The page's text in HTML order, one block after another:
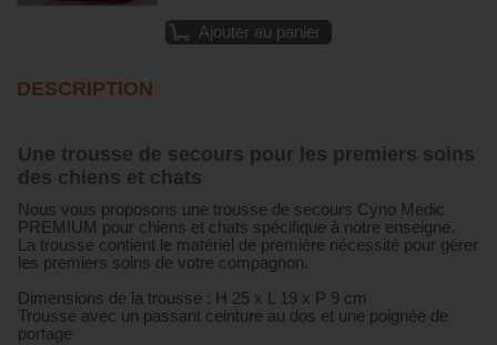
Ajouter au panier
DESCRIPTION
Une trousse de secours pour les premiers soins
des chiens et chats
Nous vous proposons une trousse de secours Cyno Medic
PREMIUM pour chiens et chats spécifique à notre enseigne.
La trousse contient le matériel de première nécessité pour gérer
les premiers soins de votre compagnon.
Dimensions de la trousse : H 25 x L 19 x P 9 cm
Trousse avec un passant ceinture au dos et une poignée de
portage